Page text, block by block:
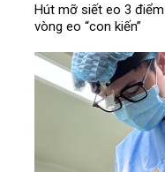
Hút mỡ siết eo 3
vòng eo “con kiến”